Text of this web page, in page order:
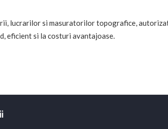
lucrarilor si masuratorilor topografice,
eficient si la costuri avantajoase.